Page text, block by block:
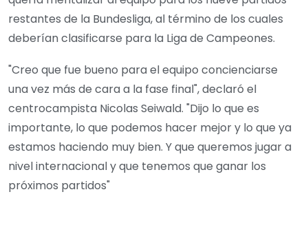
restantes de la Bundesliga, al término de los cuales
deberían clasificarse para la Liga de Campeones.
"Creo que fue bueno para el equipo concienciarse
una vez más de cara a la fase final", declaró el
centrocampista Nicolas Seiwald. "Dijo lo que es
importante, lo que podemos hacer mejor y lo que ya
estamos haciendo muy bien. Y que queremos jugar a
nivel internacional y que tenemos que ganar los
próximos partidos"